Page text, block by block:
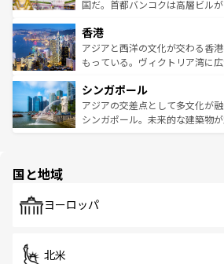
覧を参照してほしい。
醸し出している。また、バラエ
とつ。フォーやバインミー、ベト
ひ現地で味わいたい。どの地域
が旅行者を迎えてくれるので、
参照してほしい。
国だ。首都バンコクは高層ビル
の活気が交差している。北部では
帯で自然と触れ合い、南部では
いビーチでリゾート気分を楽し
激する。気候は一年中温暖で、
が待っている。親しみやすいタ
た文化、そして多様な観光資源
香港
アジアと西洋の文化が交わる香
もっている。ヴィクトリア湾に
み、どこを訪れても感動するはず
ており、効率よく見どころを回
うな絶景から文化的な体験まで
シンガポール
アジアの交差点として多文化が
シンガポール。未来的な建築物
で、ホーカーズは地元の風情を楽
国と地域
ヨーロッパ
北米